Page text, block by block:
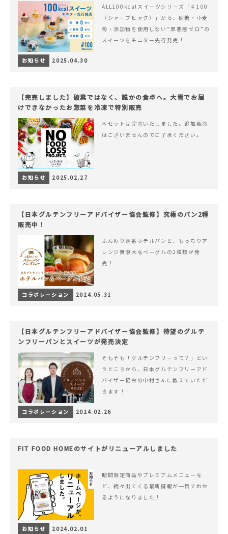
ALL100kcalスイーツシリーズ「♯100
（シャープヒャク）」から、砂糖・小麦
粉・添加物を使用しない“罪悪感ゼロ”の
スイーツをモニター先行発売！
お知らせ 2025.04.30
【完売しました】破棄ではなく、誰かの食卓へ。大雪でお届
けできなかったお惣菜を冷凍で特別販売
本セットは完売いたしました。追加販売
はございませんのでご了承ください。
お知らせ 2025.02.27
【日本グルテンフリーアドバイザー協会監修】究極のパン2種
販売中！
ふんわり定番ホテルパンと、もっちりア
レンジ無限大なベーグルの2種類が発
売！
コラボレーション 2024.05.31
【日本グルテンフリーアドバイザー協会監修】待望のグルテ
ンフリーパンとスイーツが発売決定
そもそも「グルテンフリーって？」とい
うところから、日本グルテンフリーアド
バイザー協会の中村さんに教えていただ
きます！
コラボレーション 2024.02.26
FIT FOOD HOMEのサイトがリニューアルしました
期間限定商品やプレミアムメニューな
ど、続々出てくる最新情報が一目でわか
るようになりました！
お知らせ 2024.02.01